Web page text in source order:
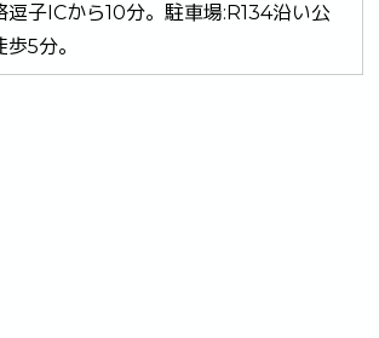
逗子ICから10分。駐車場:R134沿い公
5分。